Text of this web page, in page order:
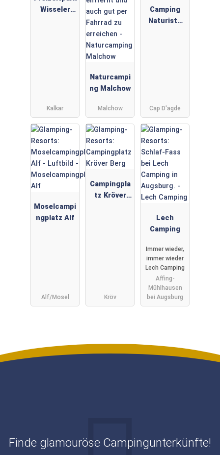
Wisseler
Kalkar
Naturcampi
ng Malchow
Malchow
Camping
Naturiste
Cap D'agde
Moselcampi
ngplatz Alf
Alf/Mosel
Campingpla
tz Kröver
Kröv
Lech
Camping
Immer wieder,
immer wieder
Lech Camping
Affing-
Mühlhausen
bei Augsburg
Finde glamouröse Campingunterkünfte!